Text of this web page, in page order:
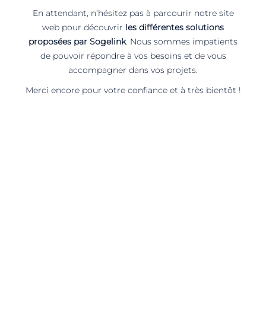
En attendant, n’hésitez pas à parcourir notre site
web pour découvrir les différentes solutions
proposées par Sogelink. Nous sommes impatients
de pouvoir répondre à vos besoins et de vous
accompagner dans vos projets.
Merci encore pour votre confiance et à très bientôt !